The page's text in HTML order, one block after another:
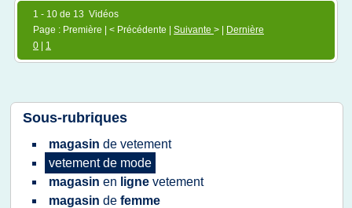
1 - 10 de 13 Vidéos
Page : Première | < Précédente | Suivante > |
Dernière
0
1
Sous-rubriques
magasin de vetement
vetementde mode
magasin en ligne vetement
magasin de femme